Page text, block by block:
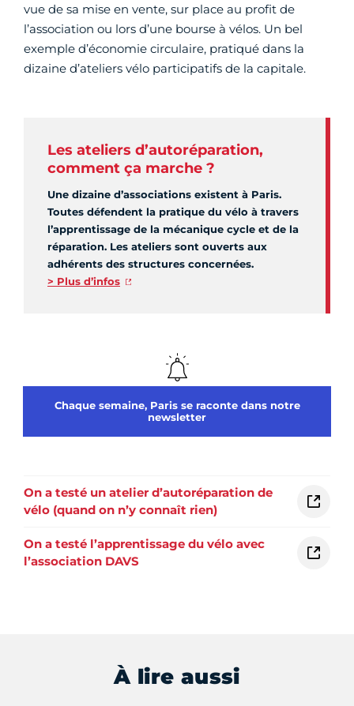
vue de sa mise en vente, sur place au profit de
l’association ou lors d’une bourse à vélos. Un bel
exemple d’économie circulaire, pratiqué dans la
dizaine d’ateliers vélo participatifs de la capitale.
Les ateliers d’autoréparation,
comment ça marche ?
Une dizaine d’associations existent à Paris.
Toutes défendent la pratique du vélo à travers
l’apprentissage de la mécanique cycle et de la
réparation. Les ateliers sont ouverts aux
adhérents des structures concernées.
> Plus d’infos
Chaque semaine, Paris se raconte dans notre
newsletter
On a testé un atelier d’autoréparation de
vélo (quand on n’y connaît rien)
On a testé l’apprentissage du vélo avec
l’association DAVS
À lire aussi